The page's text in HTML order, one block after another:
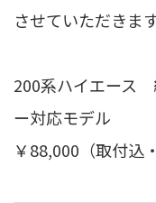
させていただきます
200系ハイエース
ー対応モデル
￥88,000（取付込